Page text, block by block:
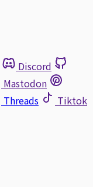
Discord
Mastodon
Threads
Tiktok